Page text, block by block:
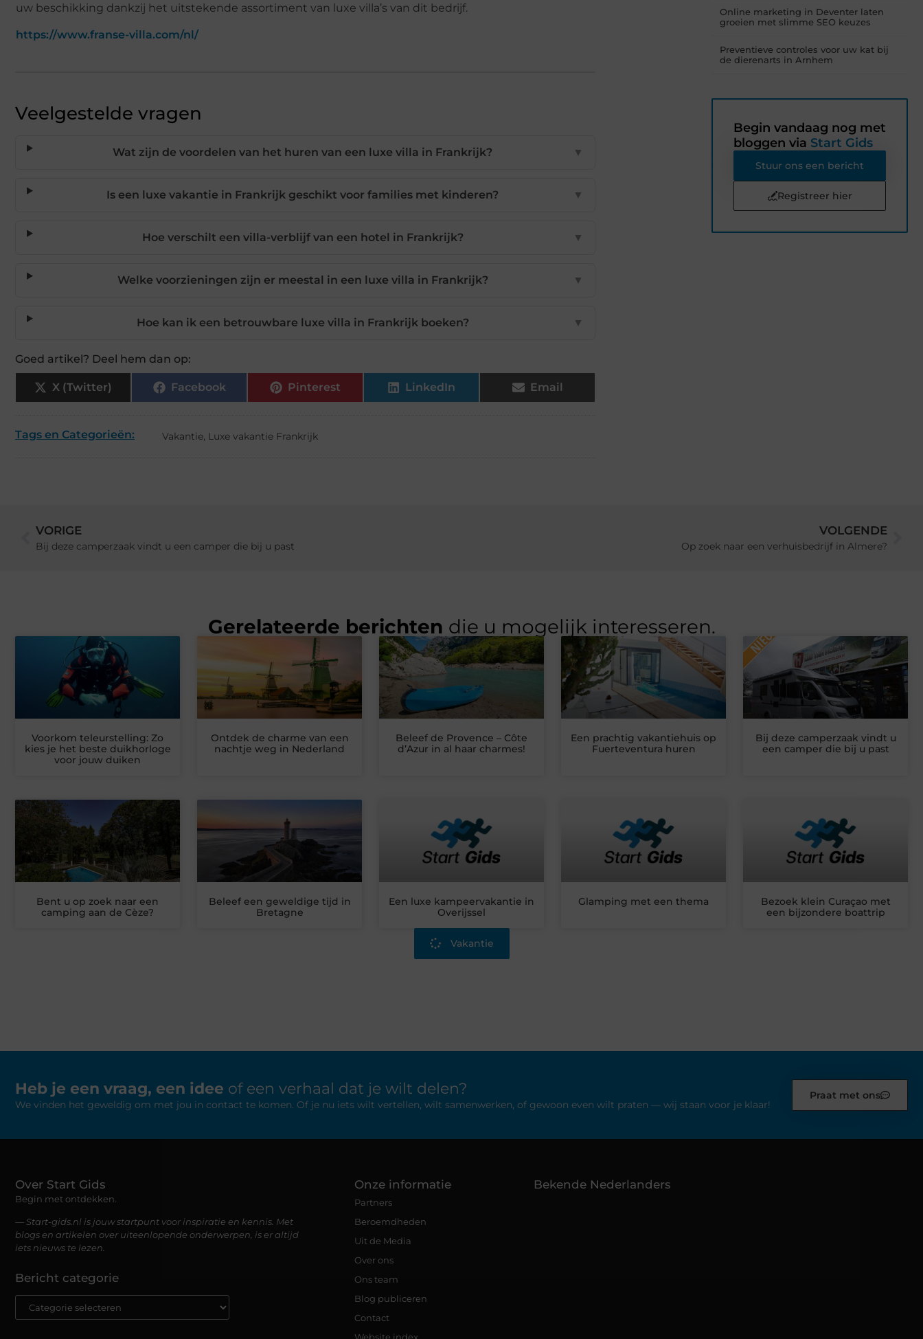
uw beschikking dankzij het uitstekende assortiment van luxe villa’s van dit bedrijf.
https://www.franse-villa.com/nl/
Veelgestelde vragen
Wat zijn de voordelen van het huren van een luxe villa in Frankrijk? ▼
Is een luxe vakantie in Frankrijk geschikt voor families met kinderen? ▼
Hoe verschilt een villa-verblijf van een hotel in Frankrijk? ▼
Welke voorzieningen zijn er meestal in een luxe villa in Frankrijk? ▼
Hoe kan ik een betrouwbare luxe villa in Frankrijk boeken? ▼
Goed artikel? Deel hem dan op:
X (Twitter) Facebook Pinterest LinkedIn Email
Tags en Categorieën: Vakantie, Luxe vakantie Frankrijk
Online marketing in Deventer laten
groeien met slimme SEO keuzes
Preventieve controles voor uw kat bij
de dierenarts in Arnhem
Begin vandaag nog met
bloggen via Start Gids
Stuur ons een bericht
Registreer hier
VORIGE
Bij deze camperzaak vindt u een camper die bij u past
VOLGENDE
Op zoek naar een verhuisbedrijf in Almere?
Gerelateerde berichten die u mogelijk interesseren.
Voorkom teleurstelling: Zo
kies je het beste duikhorloge
voor jouw duiken
Ontdek de charme van een
nachtje weg in Nederland
Beleef de Provence – Côte
d’Azur in al haar charmes!
Een prachtig vakantiehuis op
Fuerteventura huren
Bij deze camperzaak vindt u
een camper die bij u past
Bent u op zoek naar een
camping aan de Cèze?
Beleef een geweldige tijd in
Bretagne
Een luxe kampeervakantie in
Overijssel
Glamping met een thema
Bezoek klein Curaçao met
een bijzondere boattrip
Vakantie
Heb je een vraag, een idee of een verhaal dat je wilt delen?
We vinden het geweldig om met jou in contact te komen. Of je nu iets wilt vertellen, wilt samenwerken, of gewoon even wilt praten — wij staan voor je klaar!
Praat met ons
Over Start Gids
Begin met ontdekken.
— Start-gids.nl is jouw startpunt voor inspiratie en kennis. Met
blogs en artikelen over uiteenlopende onderwerpen, is er altijd
iets nieuws te lezen.
Bericht categorie
Onze informatie
Partners
Beroemdheden
Uit de Media
Over ons
Ons team
Blog publiceren
Contact
Website index
Bekende Nederlanders